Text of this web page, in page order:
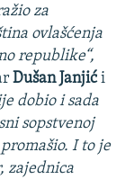
za
ovlašćenja
republike“,
Dušan Janjići
dobio i sada
sopstvenoj
I to je
zajednica